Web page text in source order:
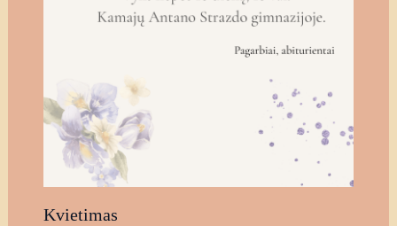
Kvietimas